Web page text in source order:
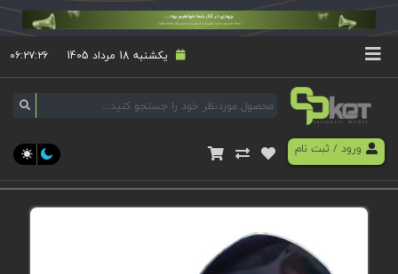
یکشنبه 18 مرداد 1405 ۰۶:۲۷:۲۶
ورود/ ثبت نام